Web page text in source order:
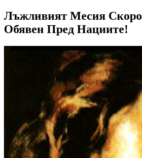
Лъжливият Месия
Обявен Пред Нациите!